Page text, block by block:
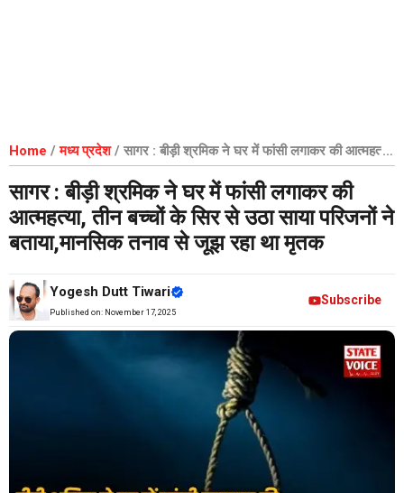
Home /मध्य प्रदेश/ सागर : बीड़ी श्रमिक ने घर में फांसी लगाकर की आत्महत्या,
तीन बच्चों के सिर से उठा साया परिजनों ने बताया,मानसिक तनाव से जूझ रहा था
मृतक
सागर : बीड़ी श्रमिक ने घर में फांसी लगाकर की
आत्महत्या, तीन बच्चों के सिर से उठा साया परिजनों ने
बताया,मानसिक तनाव से जूझ रहा था मृतक
Yogesh Dutt Tiwari
Published on: November 17, 2025
Subscribe